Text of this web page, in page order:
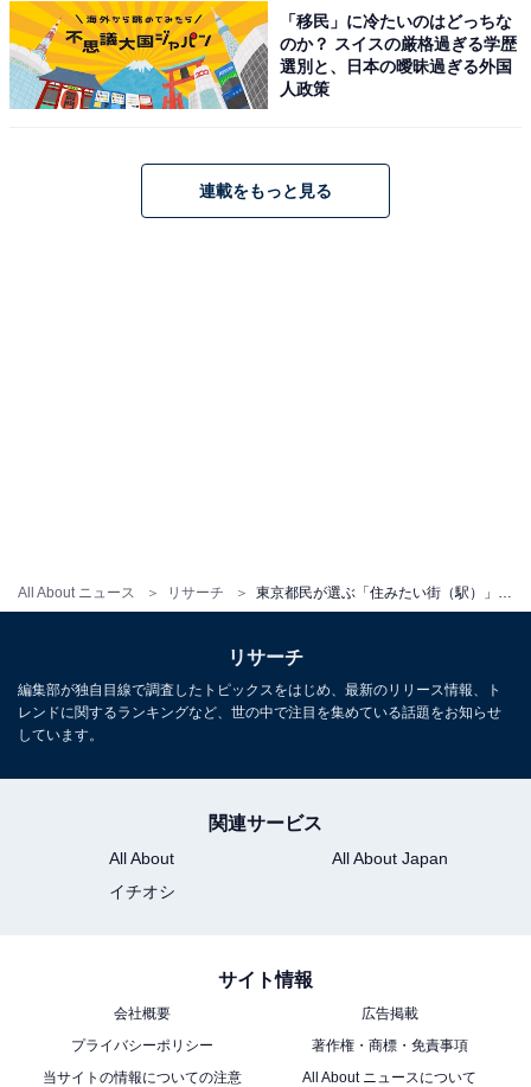
All About ニュース リサーチ 東京都民が選ぶ「住みたい街（駅）」ランキング！ 2位「横浜駅」、1位は？
「移民」に冷たいのはどっちな
のか？ スイスの厳格過ぎる学歴
選別と、日本の曖昧過ぎる外国
人政策
連載をもっと見る
リサーチ
編集部が独自目線で調査したトピックスをはじめ、最新のリリース情報、ト
レンドに関するランキングなど、世の中で注目を集めている話題をお知らせ
しています。
関連サービス
All About
All About Japan
イチオシ
サイト情報
会社概要
広告掲載
プライバシーポリシー
著作権・商標・免責事項
当サイトの情報についての注意
All About ニュースについて